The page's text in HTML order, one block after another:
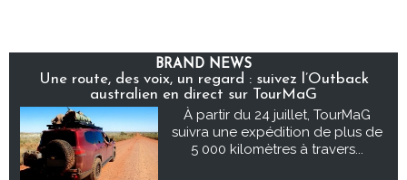
BRAND NEWS
Une route, des voix, un regard : suivez l’Outback
australien en direct sur TourMaG
À partir du 24 juillet, TourMaG
suivra une expédition de plus de
5 000 kilomètres à travers...